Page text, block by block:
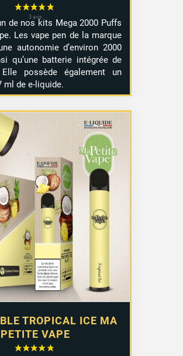
de nos kits Mega 2000 Puffs
Les vape pen de la marque
autonomie d’environ 2000
qu’une batterie intégrée de
possède également un
ml de e-liquide.
TROPICAL ICE MA
PETITE VAPE